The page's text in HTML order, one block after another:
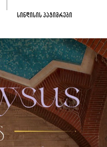
ᲡᲘᲜᲓᲘᲡᲘᲡ ᲞᲐᲢᲘᲛᲠᲔᲑᲘ